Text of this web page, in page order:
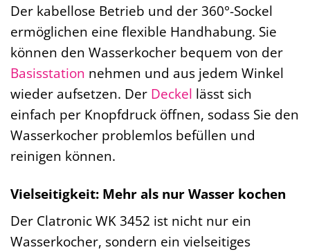
Der kabellose Betrieb und der 360°-Sockel
ermöglichen eine flexible Handhabung. Sie
können den Wasserkocher bequem von der
Basisstation nehmen und aus jedem Winkel
wieder aufsetzen. Der Deckel lässt sich
einfach per Knopfdruck öffnen, sodass Sie den
Wasserkocher problemlos befüllen und
reinigen können.
Vielseitigkeit: Mehr als nur Wasser kochen
Der Clatronic WK 3452 ist nicht nur ein
Wasserkocher, sondern ein vielseitiges